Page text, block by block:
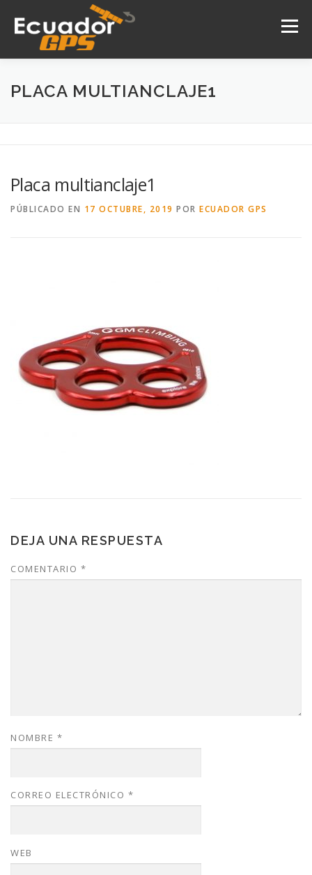
contenido
Menú
INICIO NOSOTROS PRODUCTOS
PLACA MULTIANCLAJE1
Placa multianclaje1
PÚBLICADO EN 17 OCTUBRE, 2019 POR ECUADOR GPS
DEJA UNA RESPUESTA
COMENTARIO *
NOMBRE *
CORREO ELECTRÓNICO *
WEB